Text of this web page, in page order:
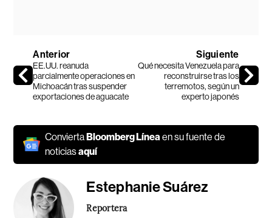
Anterior
EE.UU. reanuda
parcialmente operaciones en
Michoacán tras suspender
exportaciones de aguacate
Siguiente
Qué necesita Venezuela para
reconstruirse tras los
terremotos, según un
experto japonés
ConviertaBloomberg Líneaen su fuente de
noticiasaquí
Estephanie Suárez
Reportera